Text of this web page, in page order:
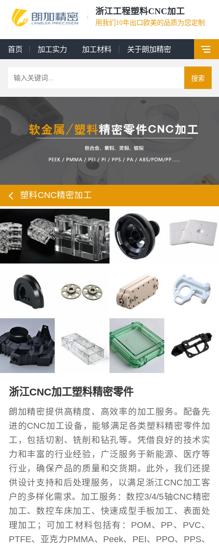
浙江工程塑料CNC加工
用我们10年出口欧美的品质为您定制
首页 加工实力 加工材料 关于朗加精密
搜索
塑料CNC精密加工
浙江CNC加工塑料精密零件
朗加精密提供高精度、高效率的加工服务。配备先
进的CNC加工设备，能够满足各类塑料精密零件加
工，包括切割、铣削和钻孔等。凭借良好的技术实
力和丰富的行业经验，广泛服务于新能源、医疗等
行业，确保产品的质量和交货期。此外，我们还提
供设计支持和后处理服务，以满足浙江CNC加工客
户的多样化需求。加工服务：数控3/4/5轴CNC精密
加工、数控车床加工、快速成型手板加工、表面处
理加工；可加工材料包括有：POM、PP、PVC、
PTFE、亚克力PMMA、Peek、PEI、PPO、PPS、